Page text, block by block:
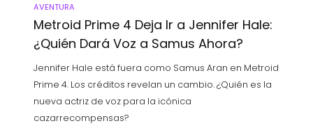
AVENTURA
Metroid Prime 4 Deja Ir a Jennifer Hale:
¿Quién Dará Voz a Samus Ahora?
Jennifer Hale está fuera como Samus Aran en Metroid
Prime 4. Los créditos revelan un cambio. ¿Quién es la
nueva actriz de voz para la icónica
cazarrecompensas?